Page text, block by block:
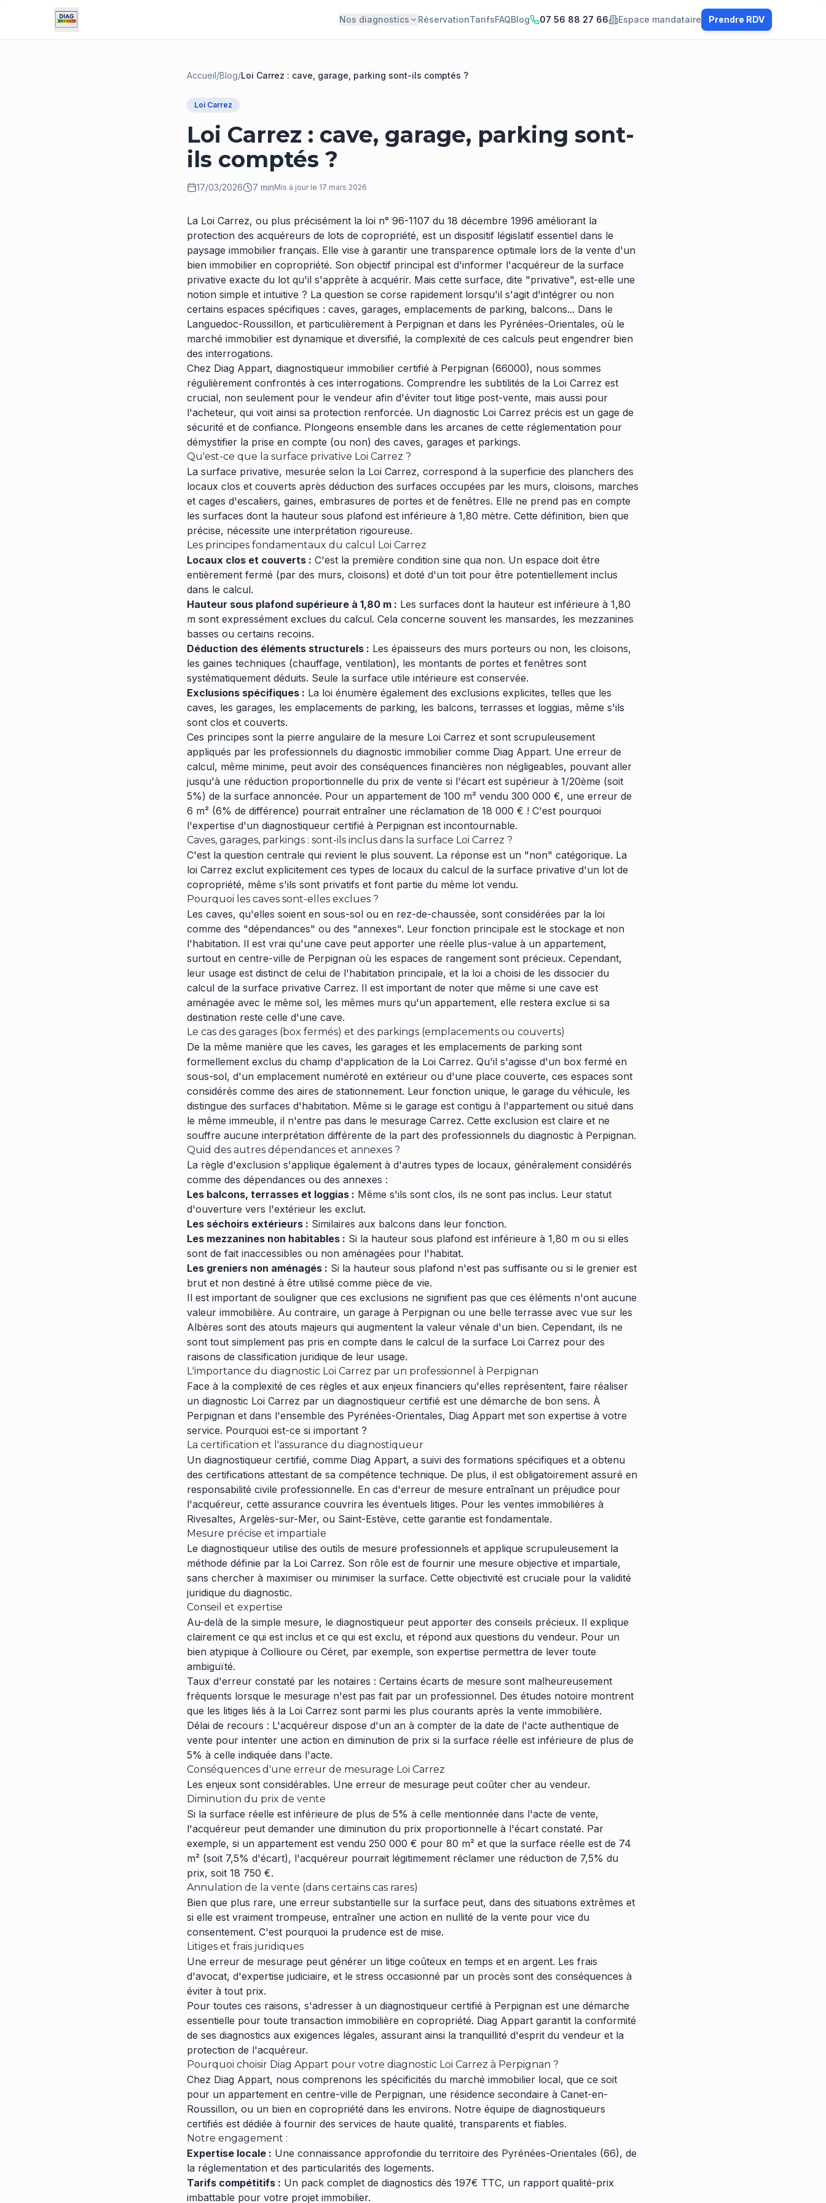
Nos diagnostics RéservationTarifsFAQBlog 07 56 88 27 66 Espace mandataire Prendre RDV
Accueil/Blog/Loi Carrez : cave, garage, parking sont-ils comptés ?
Loi Carrez
Loi Carrez : cave, garage, parking sont-
ils comptés ?
17/03/2026 7 minMis à jour le 17 mars 2026
La Loi Carrez, ou plus précisément la loi n° 96-1107 du 18 décembre 1996 améliorant la
protection des acquéreurs de lots de copropriété, est un dispositif législatif essentiel dans le
paysage immobilier français. Elle vise à garantir une transparence optimale lors de la vente d'un
bien immobilier en copropriété. Son objectif principal est d'informer l'acquéreur de la surface
privative exacte du lot qu'il s'apprête à acquérir. Mais cette surface, dite "privative", est-elle une
notion simple et intuitive ? La question se corse rapidement lorsqu'il s'agit d'intégrer ou non
certains espaces spécifiques : caves, garages, emplacements de parking, balcons... Dans le
Languedoc-Roussillon, et particulièrement à Perpignan et dans les Pyrénées-Orientales, où le
marché immobilier est dynamique et diversifié, la complexité de ces calculs peut engendrer bien
des interrogations.
Chez Diag Appart, diagnostiqueur immobilier certifié à Perpignan (66000), nous sommes
régulièrement confrontés à ces interrogations. Comprendre les subtilités de la Loi Carrez est
crucial, non seulement pour le vendeur afin d'éviter tout litige post-vente, mais aussi pour
l'acheteur, qui voit ainsi sa protection renforcée. Un diagnostic Loi Carrez précis est un gage de
sécurité et de confiance. Plongeons ensemble dans les arcanes de cette réglementation pour
démystifier la prise en compte (ou non) des caves, garages et parkings.
Qu'est-ce que la surface privative Loi Carrez ?
La surface privative, mesurée selon la Loi Carrez, correspond à la superficie des planchers des
locaux clos et couverts après déduction des surfaces occupées par les murs, cloisons, marches
et cages d'escaliers, gaines, embrasures de portes et de fenêtres. Elle ne prend pas en compte
les surfaces dont la hauteur sous plafond est inférieure à 1,80 mètre. Cette définition, bien que
précise, nécessite une interprétation rigoureuse.
Les principes fondamentaux du calcul Loi Carrez
Locaux clos et couverts : C'est la première condition sine qua non. Un espace doit être
entièrement fermé (par des murs, cloisons) et doté d'un toit pour être potentiellement inclus
dans le calcul.
Hauteur sous plafond supérieure à 1,80 m : Les surfaces dont la hauteur est inférieure à 1,80
m sont expressément exclues du calcul. Cela concerne souvent les mansardes, les mezzanines
basses ou certains recoins.
Déduction des éléments structurels : Les épaisseurs des murs porteurs ou non, les cloisons,
les gaines techniques (chauffage, ventilation), les montants de portes et fenêtres sont
systématiquement déduits. Seule la surface utile intérieure est conservée.
Exclusions spécifiques : La loi énumère également des exclusions explicites, telles que les
caves, les garages, les emplacements de parking, les balcons, terrasses et loggias, même s'ils
sont clos et couverts.
Ces principes sont la pierre angulaire de la mesure Loi Carrez et sont scrupuleusement
appliqués par les professionnels du diagnostic immobilier comme Diag Appart. Une erreur de
calcul, même minime, peut avoir des conséquences financières non négligeables, pouvant aller
jusqu'à une réduction proportionnelle du prix de vente si l'écart est supérieur à 1/20ème (soit
5%) de la surface annoncée. Pour un appartement de 100 m² vendu 300 000 €, une erreur de
6 m² (6% de différence) pourrait entraîner une réclamation de 18 000 € ! C'est pourquoi
l'expertise d'un diagnostiqueur certifié à Perpignan est incontournable.
Caves, garages, parkings : sont-ils inclus dans la surface Loi Carrez ?
C'est la question centrale qui revient le plus souvent. La réponse est un "non" catégorique. La
loi Carrez exclut explicitement ces types de locaux du calcul de la surface privative d'un lot de
copropriété, même s'ils sont privatifs et font partie du même lot vendu.
Pourquoi les caves sont-elles exclues ?
Les caves, qu'elles soient en sous-sol ou en rez-de-chaussée, sont considérées par la loi
comme des "dépendances" ou des "annexes". Leur fonction principale est le stockage et non
l'habitation. Il est vrai qu'une cave peut apporter une réelle plus-value à un appartement,
surtout en centre-ville de Perpignan où les espaces de rangement sont précieux. Cependant,
leur usage est distinct de celui de l'habitation principale, et la loi a choisi de les dissocier du
calcul de la surface privative Carrez. Il est important de noter que même si une cave est
aménagée avec le même sol, les mêmes murs qu'un appartement, elle restera exclue si sa
destination reste celle d'une cave.
Le cas des garages (box fermés) et des parkings (emplacements ou couverts)
De la même manière que les caves, les garages et les emplacements de parking sont
formellement exclus du champ d'application de la Loi Carrez. Qu'il s'agisse d'un box fermé en
sous-sol, d'un emplacement numéroté en extérieur ou d'une place couverte, ces espaces sont
considérés comme des aires de stationnement. Leur fonction unique, le garage du véhicule, les
distingue des surfaces d'habitation. Même si le garage est contigu à l'appartement ou situé dans
le même immeuble, il n'entre pas dans le mesurage Carrez. Cette exclusion est claire et ne
souffre aucune interprétation différente de la part des professionnels du diagnostic à Perpignan.
Quid des autres dépendances et annexes ?
La règle d'exclusion s'applique également à d'autres types de locaux, généralement considérés
comme des dépendances ou des annexes :
Les balcons, terrasses et loggias : Même s'ils sont clos, ils ne sont pas inclus. Leur statut
d'ouverture vers l'extérieur les exclut.
Les séchoirs extérieurs : Similaires aux balcons dans leur fonction.
Les mezzanines non habitables : Si la hauteur sous plafond est inférieure à 1,80 m ou si elles
sont de fait inaccessibles ou non aménagées pour l'habitat.
Les greniers non aménagés : Si la hauteur sous plafond n'est pas suffisante ou si le grenier est
brut et non destiné à être utilisé comme pièce de vie.
Il est important de souligner que ces exclusions ne signifient pas que ces éléments n'ont aucune
valeur immobilière. Au contraire, un garage à Perpignan ou une belle terrasse avec vue sur les
Albères sont des atouts majeurs qui augmentent la valeur vénale d'un bien. Cependant, ils ne
sont tout simplement pas pris en compte dans le calcul de la surface Loi Carrez pour des
raisons de classification juridique de leur usage.
L'importance du diagnostic Loi Carrez par un professionnel à Perpignan
Face à la complexité de ces règles et aux enjeux financiers qu'elles représentent, faire réaliser
un diagnostic Loi Carrez par un diagnostiqueur certifié est une démarche de bon sens. À
Perpignan et dans l'ensemble des Pyrénées-Orientales, Diag Appart met son expertise à votre
service. Pourquoi est-ce si important ?
La certification et l'assurance du diagnostiqueur
Un diagnostiqueur certifié, comme Diag Appart, a suivi des formations spécifiques et a obtenu
des certifications attestant de sa compétence technique. De plus, il est obligatoirement assuré en
responsabilité civile professionnelle. En cas d'erreur de mesure entraînant un préjudice pour
l'acquéreur, cette assurance couvrira les éventuels litiges. Pour les ventes immobilières à
Rivesaltes, Argelès-sur-Mer, ou Saint-Estève, cette garantie est fondamentale.
Mesure précise et impartiale
Le diagnostiqueur utilise des outils de mesure professionnels et applique scrupuleusement la
méthode définie par la Loi Carrez. Son rôle est de fournir une mesure objective et impartiale,
sans chercher à maximiser ou minimiser la surface. Cette objectivité est cruciale pour la validité
juridique du diagnostic.
Conseil et expertise
Au-delà de la simple mesure, le diagnostiqueur peut apporter des conseils précieux. Il explique
clairement ce qui est inclus et ce qui est exclu, et répond aux questions du vendeur. Pour un
bien atypique à Collioure ou Céret, par exemple, son expertise permettra de lever toute
ambiguïté.
Taux d'erreur constaté par les notaires : Certains écarts de mesure sont malheureusement
fréquents lorsque le mesurage n'est pas fait par un professionnel. Des études notoire montrent
que les litiges liés à la Loi Carrez sont parmi les plus courants après la vente immobilière.
Délai de recours : L'acquéreur dispose d'un an à compter de la date de l'acte authentique de
vente pour intenter une action en diminution de prix si la surface réelle est inférieure de plus de
5% à celle indiquée dans l'acte.
Conséquences d'une erreur de mesurage Loi Carrez
Les enjeux sont considérables. Une erreur de mesurage peut coûter cher au vendeur.
Diminution du prix de vente
Si la surface réelle est inférieure de plus de 5% à celle mentionnée dans l'acte de vente,
l'acquéreur peut demander une diminution du prix proportionnelle à l'écart constaté. Par
exemple, si un appartement est vendu 250 000 € pour 80 m² et que la surface réelle est de 74
m² (soit 7,5% d'écart), l'acquéreur pourrait légitimement réclamer une réduction de 7,5% du
prix, soit 18 750 €.
Annulation de la vente (dans certains cas rares)
Bien que plus rare, une erreur substantielle sur la surface peut, dans des situations extrêmes et
si elle est vraiment trompeuse, entraîner une action en nullité de la vente pour vice du
consentement. C'est pourquoi la prudence est de mise.
Litiges et frais juridiques
Une erreur de mesurage peut générer un litige coûteux en temps et en argent. Les frais
d'avocat, d'expertise judiciaire, et le stress occasionné par un procès sont des conséquences à
éviter à tout prix.
Pour toutes ces raisons, s'adresser à un diagnostiqueur certifié à Perpignan est une démarche
essentielle pour toute transaction immobilière en copropriété. Diag Appart garantit la conformité
de ses diagnostics aux exigences légales, assurant ainsi la tranquillité d'esprit du vendeur et la
protection de l'acquéreur.
Pourquoi choisir Diag Appart pour votre diagnostic Loi Carrez à Perpignan ?
Chez Diag Appart, nous comprenons les spécificités du marché immobilier local, que ce soit
pour un appartement en centre-ville de Perpignan, une résidence secondaire à Canet-en-
Roussillon, ou un bien en copropriété dans les environs. Notre équipe de diagnostiqueurs
certifiés est dédiée à fournir des services de haute qualité, transparents et fiables.
Notre engagement :
Expertise locale : Une connaissance approfondie du territoire des Pyrénées-Orientales (66), de
la réglementation et des particularités des logements.
Tarifs compétitifs : Un pack complet de diagnostics dès 197€ TTC, un rapport qualité-prix
imbattable pour votre projet immobilier.